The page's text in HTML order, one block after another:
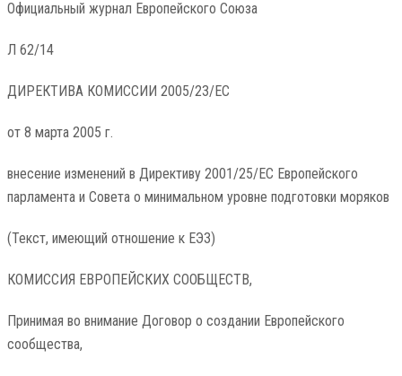
Официальный журнал Европейского Союза
Л 62/14
ДИРЕКТИВА КОМИССИИ 2005/23/EC
от 8 марта 2005 г.
внесение изменений в Директиву 2001/25/EC Европейского
парламента и Совета о минимальном уровне подготовки моряков
(Текст, имеющий отношение к ЕЭЗ)
КОМИССИЯ ЕВРОПЕЙСКИХ СООБЩЕСТВ,
Принимая во внимание Договор о создании Европейского
сообщества,